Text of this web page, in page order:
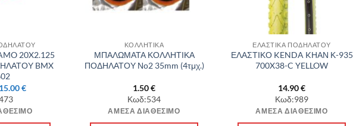
20X2.125
BMX
Original
price
€.
15.00€Η
είναι:
15.00 €.
ΚΟΛΛΗΤΙΚΑ
ΜΠΑΛΩΜΑΤΑ ΚΟΛΛΗΤΙΚΑ
ΠΟΔΗΛΑΤΟΥ Νο2 35mm (4τμχ.)
1.50€
Κωδ:534
ΆΜΕΣΑ ΔΙΑΘΈΣΙΜΟ
ΕΛΑΣΤΙΚΑ ΠΟΔΗΛΑΤΟΥ
ΕΛΑΣΤΙΚΟ KENDA KΗΑΝ Κ-935
700X38-C YELLOW
14.90€
Κωδ:989
ΆΜΕΣΑ ΔΙΑΘΈΣΙΜΟ